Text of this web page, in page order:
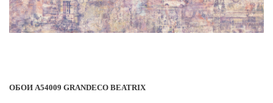
ОБОИ A54009 GRANDECO BEATRIX